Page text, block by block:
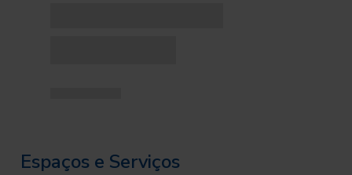
Espaços e Serviços